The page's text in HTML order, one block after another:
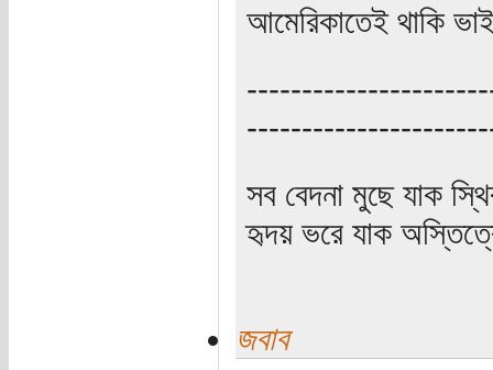
আমেরিকাতেই থাকি
সব বেদনা মুছে যাক
হৃদয় ভরে যাক
জবাব